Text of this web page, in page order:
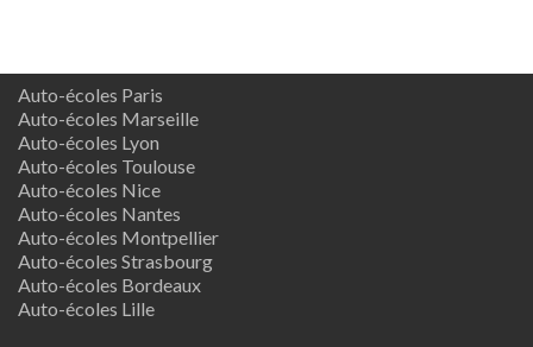
Auto-écoles Paris
Auto-écoles Marseille
Auto-écoles Lyon
Auto-écoles Toulouse
Auto-écoles Nice
Auto-écoles Nantes
Auto-écoles Montpellier
Auto-écoles Strasbourg
Auto-écoles Bordeaux
Auto-écoles Lille